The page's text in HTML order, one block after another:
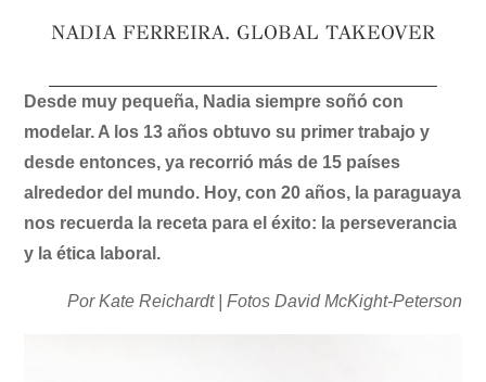
NADIA FERREIRA. GLOBAL TAKEOVER
Desde muy pequeña, Nadia siempre soñó con
modelar. A los 13 años obtuvo su primer trabajo y
desde entonces, ya recorrió más de 15 países
alrededor del mundo. Hoy, con 20 años, la paraguaya
nos recuerda la receta para el éxito: la perseverancia
y la ética laboral.
Por Kate Reichardt | Fotos David McKight-Peterson